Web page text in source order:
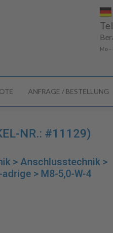
Mo –
ANFRAGE / BESTELLUNG
NR.: #11129)
> Anschlusstechnik >
> M8-5,0-W-4